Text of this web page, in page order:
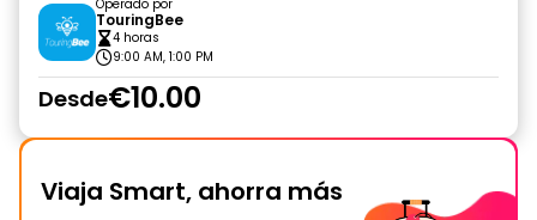
Operado por
TouringBee
4 horas
9:00 AM, 1:00 PM
Desde€10.00
Viaja Smart, ahorra más